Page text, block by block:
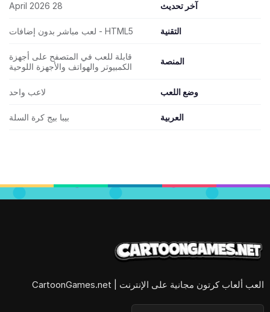
آخر تحديث 28 April 2026
التقنية HTML5 - لعب مباشر بدون إضافات
المنصة
قابلة للعب في المتصفح على أجهزة
الكمبيوتر والهواتف والأجهزة اللوحية
وضع اللعب لاعب واحد
العربية بيبا بيج كرة السلة
العب ألعاب كرتون مجانية على الإنترنت | CartoonGames.net